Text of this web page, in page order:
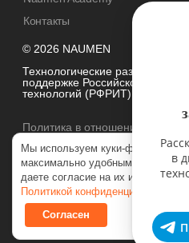
© 2026 NAUMEN
Технологические разработки
поддержке Российского
технологий (РФРИТ)
Политика в отношении
обработки персональных
Контакты
Мы используем куки-файлы,
максимально удобным для вас.
даете согласие на их
Политикой конфиденциальности
Согласен
в